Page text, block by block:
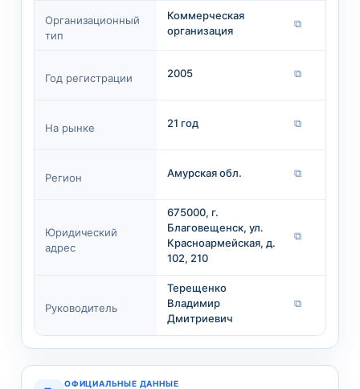
Организационный
тип
Коммерческая
организация
⧉
Год регистрации 2005 ⧉
На рынке 21 год ⧉
Регион Амурская обл. ⧉
Юридический
адрес
675000, г.
Благовещенск, ул.
Красноармейская, д.
102, 210
⧉
Руководитель
Терещенко
Владимир
Дмитриевич
⧉
ОФИЦИАЛЬНЫЕ ДАННЫЕ